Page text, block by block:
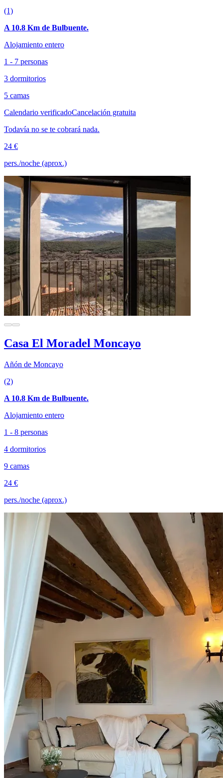
(1)
A 10.8 Km de Bulbuente.
Alojamiento entero
1 - 7 personas
3 dormitorios
5 camas
Calendario verificadoCancelación gratuita
Todavía no se te cobrará nada.
24 €
pers./noche (aprox.)
Casa El Moradel Moncayo
Añón de Moncayo
(2)
A 10.8 Km de Bulbuente.
Alojamiento entero
1 - 8 personas
4 dormitorios
9 camas
24 €
pers./noche (aprox.)